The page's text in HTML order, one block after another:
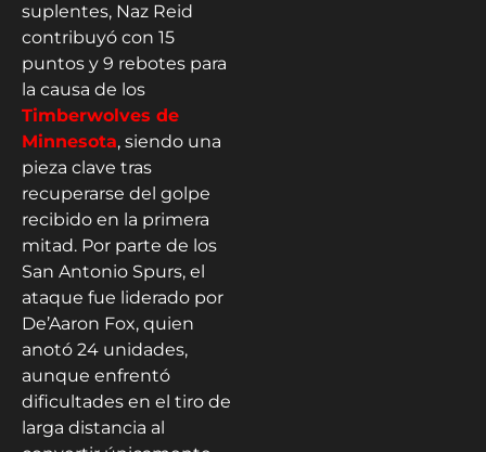
suplentes, Naz Reid
contribuyó con 15
puntos y 9 rebotes para
la causa de los
Timberwolves de
Minnesota, siendo una
pieza clave tras
recuperarse del golpe
recibido en la primera
mitad. Por parte de los
San Antonio Spurs, el
ataque fue liderado por
De’Aaron Fox, quien
anotó 24 unidades,
aunque enfrentó
dificultades en el tiro de
larga distancia al